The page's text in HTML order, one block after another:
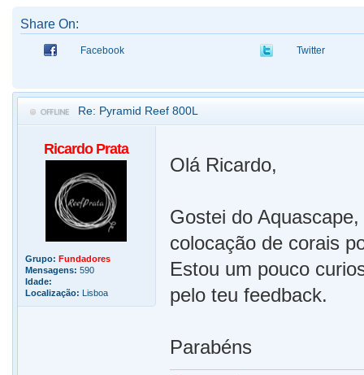
Share On:
Facebook Twitter
Re: Pyramid Reef 800L
Ricardo Prata
Grupo: Fundadores
Mensagens: 590
Idade:
Localização: Lisboa
Olá Ricardo,
Gostei do
colocação de corais
Estou um pouco
pelo teu feedback.
Parabéns